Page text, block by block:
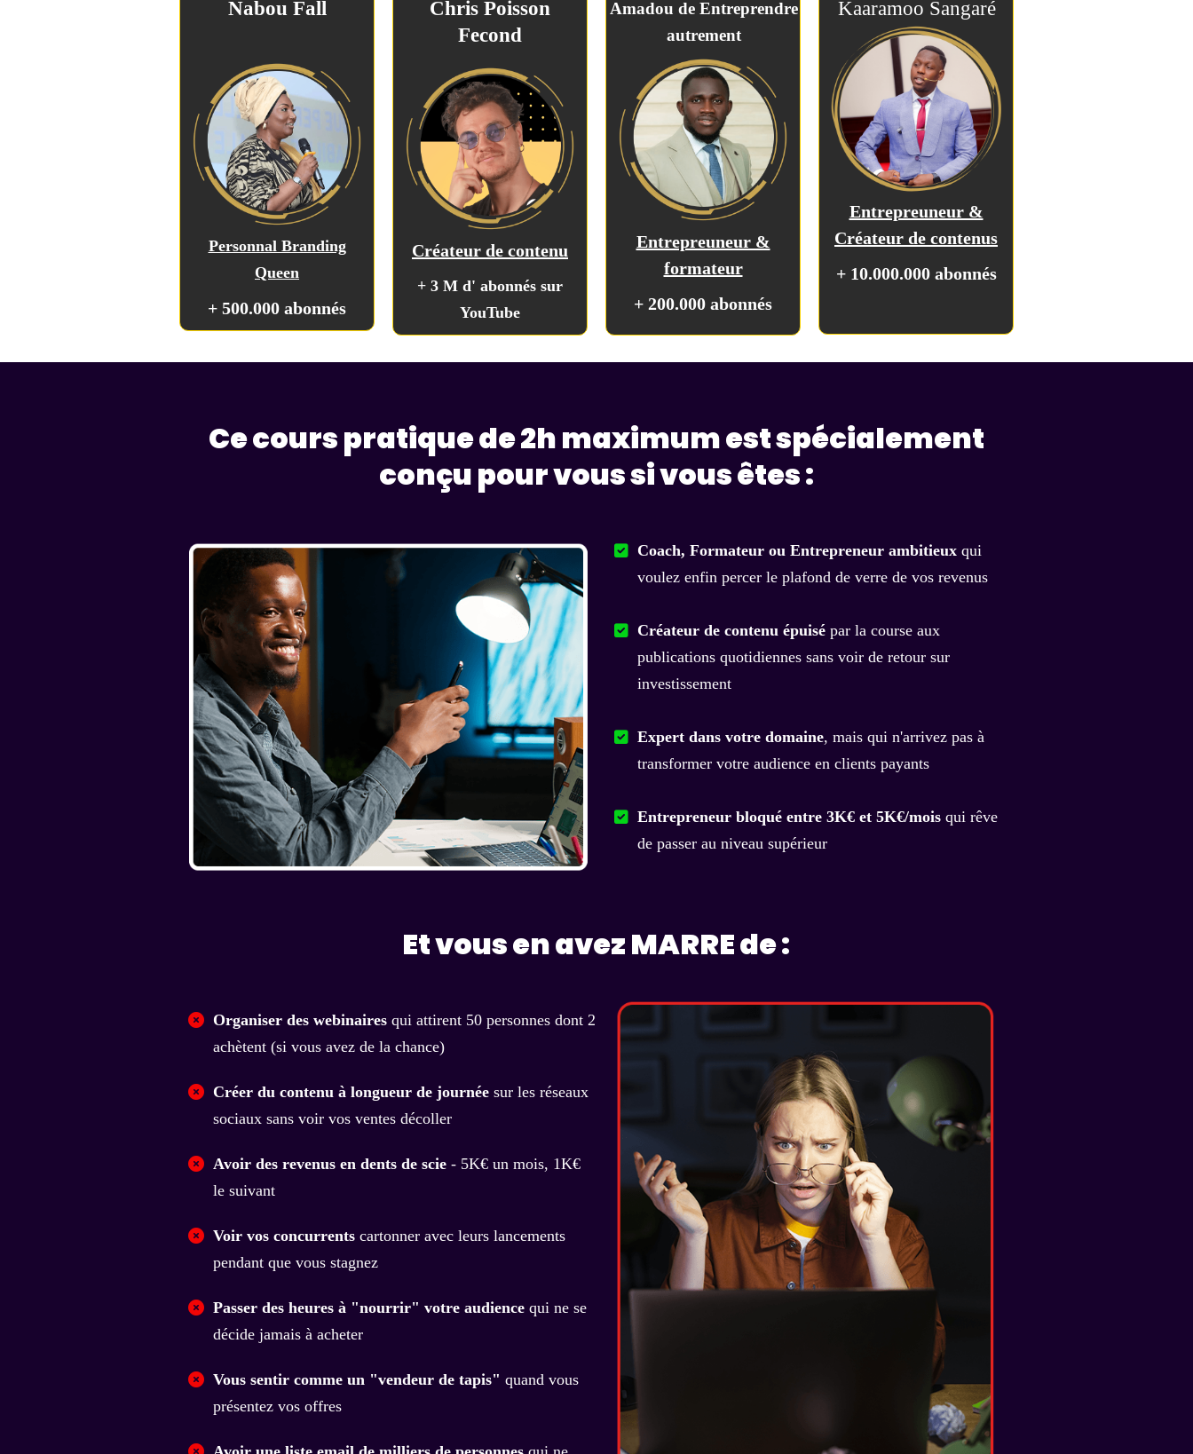
Nabou Fall
Personnal Branding
Queen
+ 500.000 abonnés
Chris Poisson
Fecond
Créateur de contenu
+ 3 M d' abonnés sur
YouTube
Amadou de Entreprendre
autrement
Entrepreuneur &
formateur
+ 200.000 abonnés
Kaaramoo Sangaré
Entrepreuneur &
Créateur de contenus
+ 10.000.000 abonnés
Ce cours pratique de 2h maximum est spécialement
conçu pour vous si vous êtes :
Coach, Formateur ou Entrepreneur ambitieux qui
voulez enfin percer le plafond de verre de vos revenus
Créateur de contenu épuisé par la course aux
publications quotidiennes sans voir de retour sur
investissement
Expert dans votre domaine, mais qui n'arrivez pas à
transformer votre audience en clients payants
Entrepreneur bloqué entre 3K€ et 5K€/mois qui rêve
de passer au niveau supérieur
Et vous en avez MARRE de :
Organiser des webinaires qui attirent 50 personnes dont 2
achètent (si vous avez de la chance)
Créer du contenu à longueur de journée sur les réseaux
sociaux sans voir vos ventes décoller
Avoir des revenus en dents de scie - 5K€ un mois, 1K€
le suivant
Voir vos concurrents cartonner avec leurs lancements
pendant que vous stagnez
Passer des heures à "nourrir" votre audience qui ne se
décide jamais à acheter
Vous sentir comme un "vendeur de tapis" quand vous
présentez vos offres